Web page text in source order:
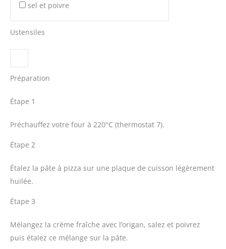
sel et poivre
Ustensiles
Préparation
Étape 1
Préchauffez votre four à 220°C (thermostat 7).
Étape 2
Étalez la pâte à pizza sur une plaque de cuisson légèrement
huilée.
Étape 3
Mélangez la crème fraîche avec l’origan, salez et poivrez
puis étalez ce mélange sur la pâte.